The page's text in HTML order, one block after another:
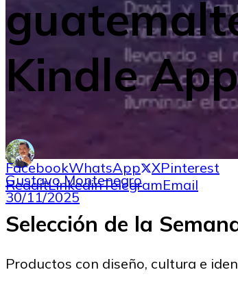
Kindle App
Gustavo Montenegro
30/11/2025
FacebookWhatsApp XPinterest
RedditLinkedinTelegramEmail
Selección de la
Productos con diseño, cultura e